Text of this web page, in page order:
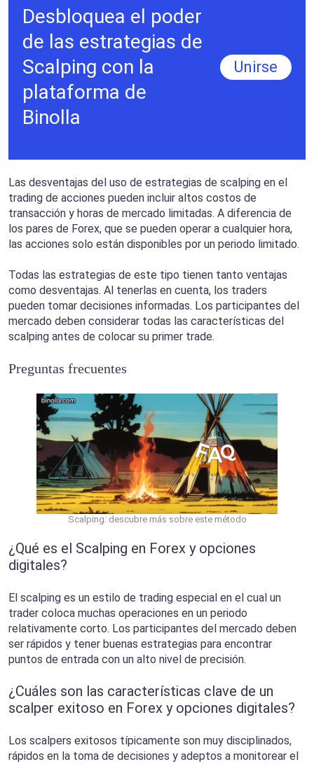
Desbloquea el poder
de las estrategias de
Scalping con la
plataforma de
Binolla
Unirse
Las desventajas del uso de estrategias de scalping en el
trading de acciones pueden incluir altos costos de
transacción y horas de mercado limitadas. A diferencia de
los pares de Forex, que se pueden operar a cualquier hora,
las acciones solo están disponibles por un periodo limitado.
Todas las estrategias de este tipo tienen tanto ventajas
como desventajas. Al tenerlas en cuenta, los traders
pueden tomar decisiones informadas. Los participantes del
mercado deben considerar todas las características del
scalping antes de colocar su primer trade.
Preguntas frecuentes
Scalping: descubre más sobre este método
¿Qué es el Scalping en Forex y opciones
digitales?
El scalping es un estilo de trading especial en el cual un
trader coloca muchas operaciones en un periodo
relativamente corto. Los participantes del mercado deben
ser rápidos y tener buenas estrategias para encontrar
puntos de entrada con un alto nivel de precisión.
¿Cuáles son las características clave de un
scalper exitoso en Forex y opciones digitales?
Los scalpers exitosos típicamente son muy disciplinados,
rápidos en la toma de decisiones y adeptos a monitorear el